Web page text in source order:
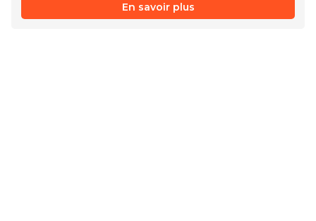
En savoir plus